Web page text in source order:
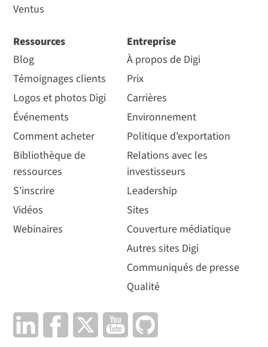
Ventus
Ressources
Blog
Témoignages clients
Logos et photos Digi
Événements
Comment acheter
Bibliothèque de
ressources
S'inscrire
Vidéos
Webinaires
Entreprise
À propos de Digi
Prix
Carrières
Environnement
Politique d'exportation
Relations avec les
investisseurs
Leadership
Sites
Couverture médiatique
Autres sites Digi
Communiqués de presse
Qualité